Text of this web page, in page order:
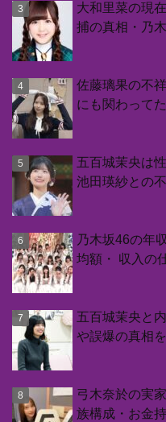
大和里菜の現
捕の真相・乃
佐藤璃果の不
にも関わって
五百城茉央は
池田瑛紗との
乃木坂46の年
均額・ 収入の
五百城茉央と
や誤爆の真相
弓木奈於の実
族構成・お金